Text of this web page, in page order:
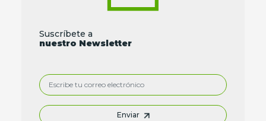
Suscríbete a
nuestro Newsletter
Enviar